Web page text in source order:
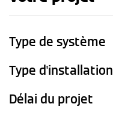
Type de système
Type d'installation
Délai du projet